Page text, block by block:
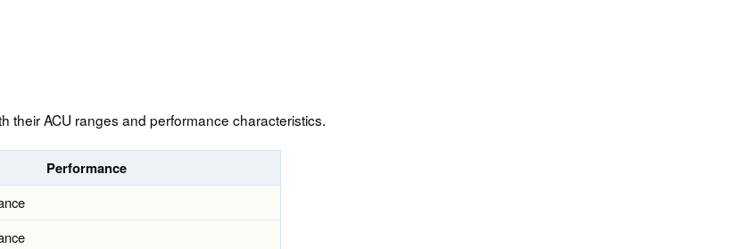
their ACU ranges and performance characteristics.
Performance